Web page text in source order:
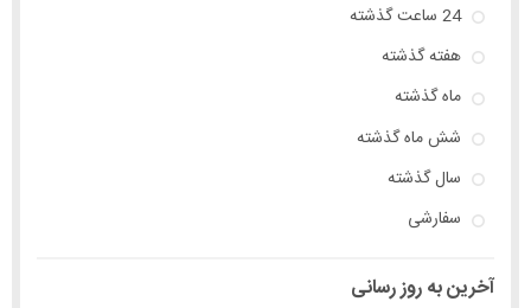
24 ساعت گذشته
هفته گذشته
ماه گذشته
شش ماه گذشته
سال گذشته
سفارشی
آخرین به روز رسانی